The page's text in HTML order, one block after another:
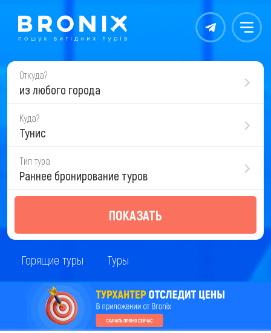
Контакты Меню
Откуда?
из любого города
Куда?
Тунис
Тип тура
Раннее бронирование туров
ПОКАЗАТЬ
Горящие туры Туры